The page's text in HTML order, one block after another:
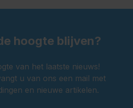
hoogte blijven?
van het laatste nieuws!
u van ons een mail met
en nieuwe artikelen.